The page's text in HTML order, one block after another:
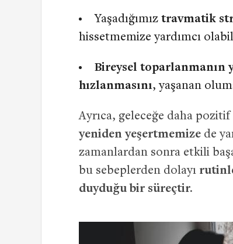
Yaşadığımız travmatik
hissetmemize yardımcı
Bireysel toparlanmanın
hızlanmasını, yaşanan
Ayrıca, geleceğe daha pozitif
yeniden yeşertmemize de
zamanlardan sonra etkili
bu sebeplerden dolayı
duyduğu bir süreçtir.